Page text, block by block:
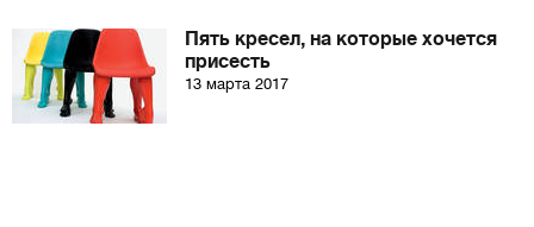
Пять кресел, на которые хочется
присесть
13 марта 2017